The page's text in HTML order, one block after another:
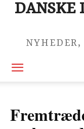
DANSKE